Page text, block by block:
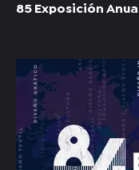
85 Exposición Anual